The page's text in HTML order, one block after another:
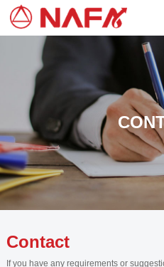
Contact
If you have any requirements or